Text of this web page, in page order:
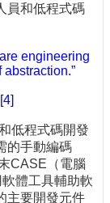
員和低程式碼
engineering
低程式碼開發
的手動編碼
CASE（電腦
體工具輔助軟
主要開發元件